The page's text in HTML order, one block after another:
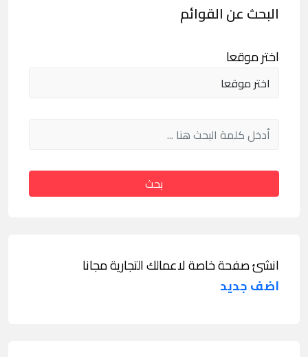
البحث عن القوائم
اختر موقعا
بحث
انشئ صفحة خاصة لاعمالك التجارية مجانا
اضف جديد